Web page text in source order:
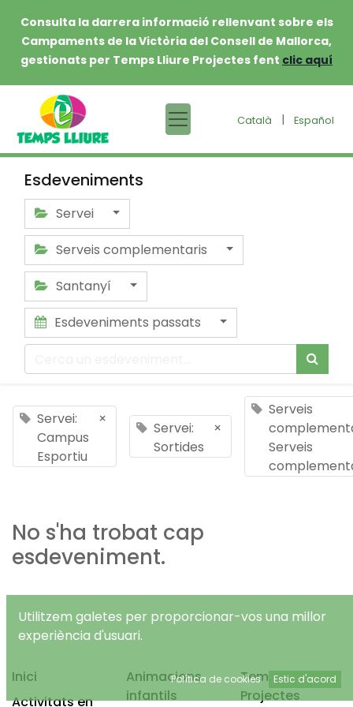
Consulta la darrera informació rellenvant sobre els
Campaments de la Victòria del Consell de Mallorca,
gestionats per Temps Lliure Projectes fent clic aquí
Català | Español
Esdeveniments
Servei
Serveis complementaris
Santanyí
Esdeveniments passats
Servei:
Campus
Esportiu
×
Servei:
Sortides
×
Serveis
Serveis
No s'ha trobat cap
esdeveniment.
Inici
Activitats en
Animacions
infantils
Temps Lliure
Projectes
Utilitzem galetes per proporcionar-vos una millor
experiència d'usuari.
Política de cookies Estic d'acord